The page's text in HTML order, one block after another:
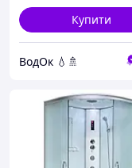
Купити
ВодОк 💧🚿